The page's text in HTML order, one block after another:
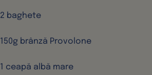
2 baghete
150g brânză Provolone
1 ceapă albă mare